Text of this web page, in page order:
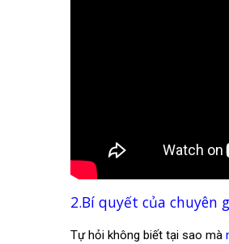
2.Bí quyết của chuyên
Tự hỏi không biết tại sao mà